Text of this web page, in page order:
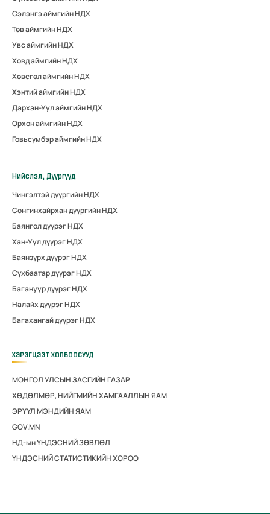
Сэлэнгэ аймгийн НДХ
Төв аймгийн НДХ
Увс аймгийн НДХ
Ховд аймгийн НДХ
Хөвсгөл аймгийн НДХ
Хэнтий аймгийн НДХ
Дархан-Уул аймгийн НДХ
Орхон аймгийн НДХ
Говьсүмбэр аймгийн НДХ
Нийслэл, Дүүргүүд
Чингэлтэй дүүргийн НДХ
Сонгинхайрхан дүүргийн НДХ
Баянгол дүүрэг НДХ
Хан-Уул дүүрэг НДХ
Баянзүрх дүүрэг НДХ
Сүхбаатар дүүрэг НДХ
Багануур дүүрэг НДХ
Налайх дүүрэг НДХ
Багахангай дүүрэг НДХ
ХЭРЭГЦЭЭТ ХОЛБООСУУД
МОНГОЛ УЛСЫН ЗАСГИЙН ГАЗАР
ХӨДӨЛМӨР, НИЙГМИЙН ХАМГААЛЛЫН ЯАМ
ЭРҮҮЛ МЭНДИЙН ЯАМ
GOV.MN
НД-ын ҮНДЭСНИЙ ЗӨВЛӨЛ
ҮНДЭСНИЙ СТАТИСТИКИЙН ХОРОО